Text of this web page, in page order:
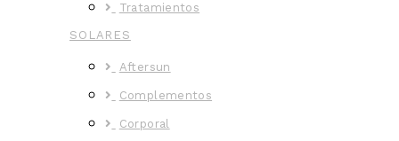
Tratamientos
SOLARES
Aftersun
Complementos
Corporal